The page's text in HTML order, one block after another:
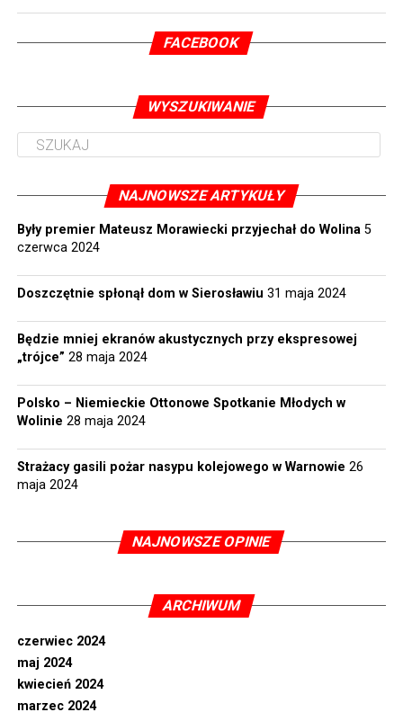
FACEBOOK
WYSZUKIWANIE
NAJNOWSZE ARTYKUŁY
Były premier Mateusz Morawiecki przyjechał do Wolina 5
czerwca 2024
Doszczętnie spłonął dom w Sierosławiu 31 maja 2024
Będzie mniej ekranów akustycznych przy ekspresowej
„trójce” 28 maja 2024
Polsko – Niemieckie Ottonowe Spotkanie Młodych w
Wolinie 28 maja 2024
Strażacy gasili pożar nasypu kolejowego w Warnowie 26
maja 2024
NAJNOWSZE OPINIE
ARCHIWUM
czerwiec 2024
maj 2024
kwiecień 2024
marzec 2024